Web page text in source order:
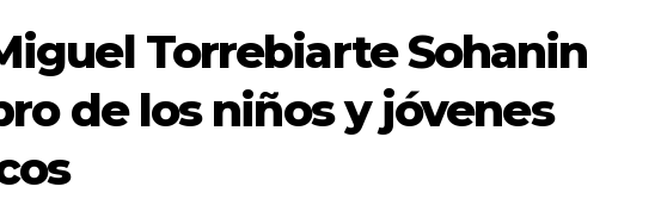
Torrebiarte Sohanin
de los niños y jóvenes